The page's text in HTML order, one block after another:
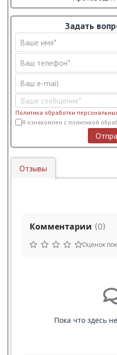
Задать
Политика обработки
Условия
Я ознакомлен с политикой
Отзывы
Комментарии (0)
Оценок
Пока что здесь